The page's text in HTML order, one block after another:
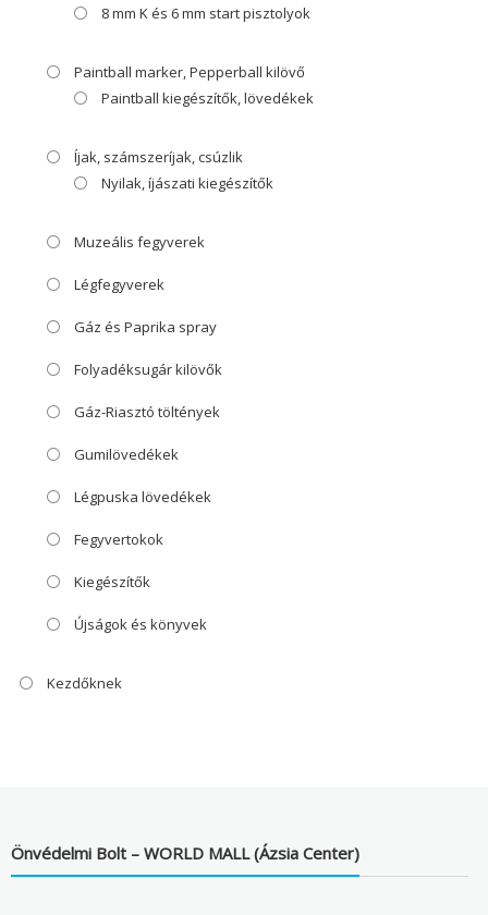
8 mm K és 6 mm start pisztolyok
Paintball marker, Pepperball kilövő
Paintball kiegészítők, lövedékek
Íjak, számszeríjak, csúzlik
Nyilak, íjászati kiegészítők
Muzeális fegyverek
Légfegyverek
Gáz és Paprika spray
Folyadéksugár kilövők
Gáz-Riasztó töltények
Gumilövedékek
Légpuska lövedékek
Fegyvertokok
Kiegészítők
Újságok és könyvek
Kezdőknek
Önvédelmi Bolt – WORLD MALL (Ázsia Center)